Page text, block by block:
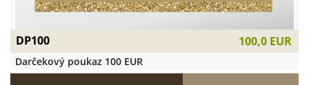
DP100 100,0 EUR
Darčekový poukaz 100 EUR